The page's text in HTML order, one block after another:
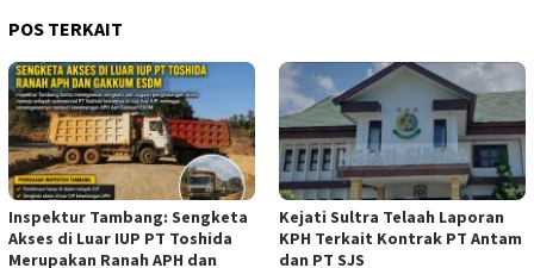
POS TERKAIT
Inspektur Tambang: Sengketa
Akses di Luar IUP PT Toshida
Merupakan Ranah APH dan
Kejati Sultra Telaah Laporan
KPH Terkait Kontrak PT Antam
dan PT SJS